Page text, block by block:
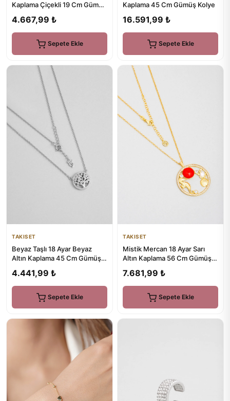
Kaplama Çiçekli 19 Cm Gümüş
4.667,99 ₺
Sepete Ekle
Kaplama 45 Cm Gümüş Kolye
16.591,99 ₺
Sepete Ekle
TAKISET
Beyaz Taşlı 18 Ayar Beyaz
Altın Kaplama 45 Cm Gümüş
4.441,99 ₺
Sepete Ekle
TAKISET
Mistik Mercan 18 Ayar Sarı
Altın Kaplama 56 Cm Gümüş
7.681,99 ₺
Sepete Ekle